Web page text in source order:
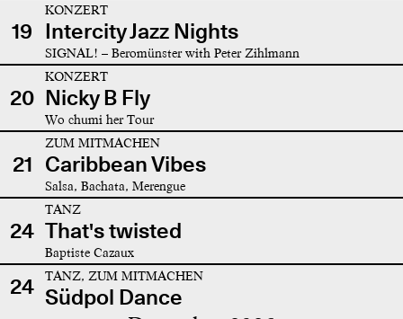
19
KONZERT
Intercity Jazz Nights
SIGNAL! – Beromünster with Peter Zihlmann
20
KONZERT
Nicky B Fly
Wo chumi her Tour
21
ZUM MITMACHEN
Caribbean Vibes
Salsa, Bachata, Merengue
24
TANZ
That's twisted
Baptiste Cazaux
24 TANZ, ZUM MITMACHEN
Südpol Dance